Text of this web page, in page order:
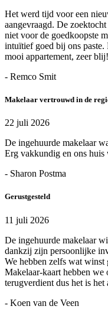
Het werd tijd voor een
aangevraagd. De
niet voor de goedkoopste
intuïtief goed bij ons paste.
mooi appartement, zeer blij!
- Remco Smit
Makelaar vertrouwd in de
22 juli 2026
De ingehuurde makelaar
Erg vakkundig en ons huis
- Sharon Postma
Gerustgesteld
11 juli 2026
De ingehuurde makelaar
dankzij zijn persoonlijke
We hebben zelfs wat
Makelaar-kaart hebben we
terugverdient dus het is het
- Koen van de Veen